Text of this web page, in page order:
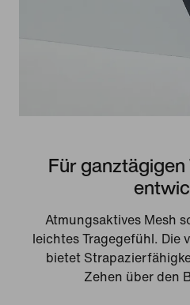
Für
Atmungsaktives Mesh
leichtes Tragegefühl. Die
bietet
Zehen über den